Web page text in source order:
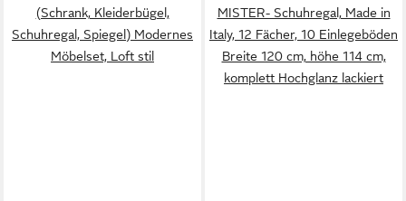
(Schrank, Kleiderbügel,
Schuhregal, Spiegel) Modernes
Möbelset, Loft stil
MISTER- Schuhregal, Made in
Italy, 12 Fächer, 10 Einlegeböden
Breite 120 cm, höhe 114 cm,
komplett Hochglanz lackiert